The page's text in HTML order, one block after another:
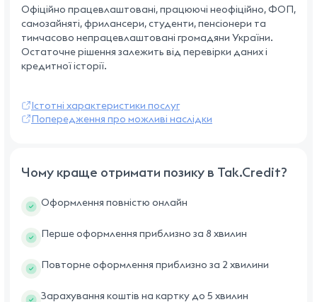
Офіційно працевлаштовані, працюючі неофіційно, ФОП,
самозайняті, фрилансери, студенти, пенсіонери та
тимчасово непрацевлаштовані громадяни України.
Остаточне рішення залежить від перевірки даних і
кредитної історії.
Істотні характеристики послуг
Попередження про можливі наслідки
Чому краще отримати позику в Tak.Credit?
Оформлення повністю онлайн
Перше оформлення приблизно за 8 хвилин
Повторне оформлення приблизно за 2 хвилини
Зарахування коштів на картку до 5 хвилин